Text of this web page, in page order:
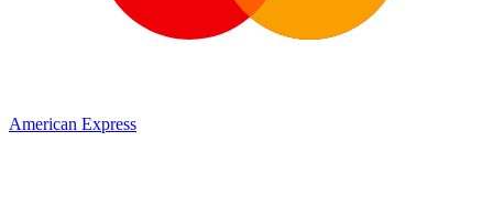
American Express